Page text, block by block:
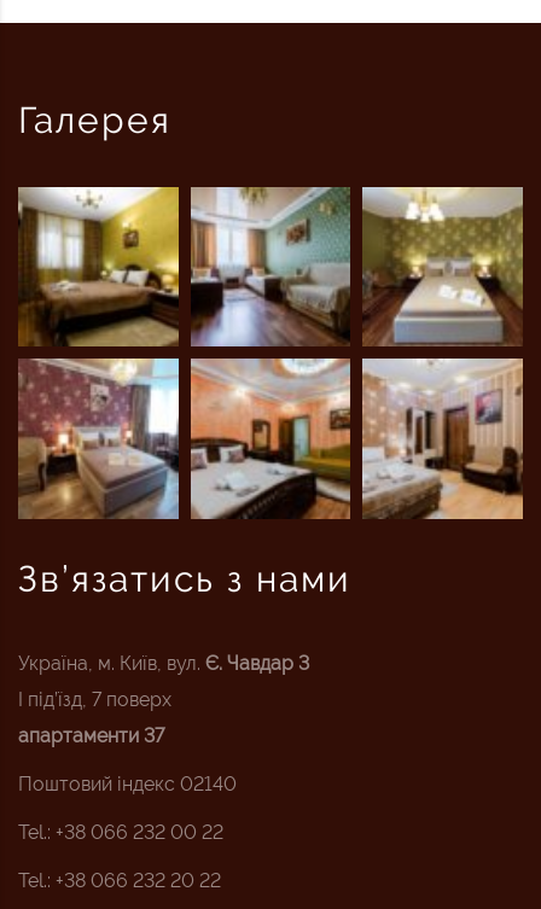
Галерея
Зв’язатись з нами
Україна, м. Київ, вул. Є. Чавдар 3
I під’їзд, 7 поверх
апартаменти 37
Поштовий індекс 02140
Tel.: +38 066 232 00 22
Tel.: +38 066 232 20 22